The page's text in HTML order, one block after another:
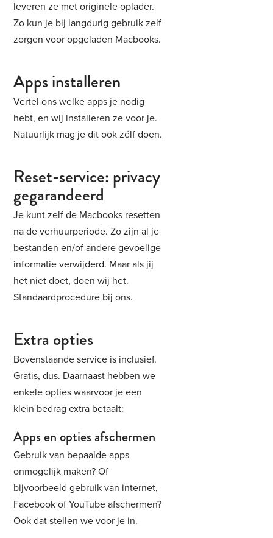
leveren ze met originele oplader.
Zo kun je bij langdurig gebruik zelf
zorgen voor opgeladen Macbooks.
Apps installeren
Vertel ons welke apps je nodig
hebt, en wij installeren ze voor je.
Natuurlijk mag je dit ook zélf doen.
Reset-service: privacy
gegarandeerd
Je kunt zelf de Macbooks resetten
na de verhuurperiode. Zo zijn al je
bestanden en/of andere gevoelige
informatie verwijderd. Maar als jij
het niet doet, doen wij het.
Standaardprocedure bij ons.
Extra opties
Bovenstaande service is inclusief.
Gratis, dus. Daarnaast hebben we
enkele opties waarvoor je een
klein bedrag extra betaalt:
Apps en opties afschermen
Gebruik van bepaalde apps
onmogelijk maken? Of
bijvoorbeeld gebruik van internet,
Facebook of YouTube afschermen?
Ook dat stellen we voor je in.